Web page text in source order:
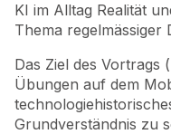
KI im Alltag Realität
Thema regelmässiger
Das Ziel des Vortrags
Übungen auf dem
Grundverständnis zu